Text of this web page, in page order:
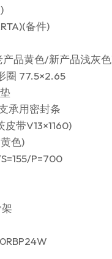
备件)
产品黄色/新产品浅灰
圈 77.5×2.65
承用密封条
皮带V13×1160)
色)
P=700